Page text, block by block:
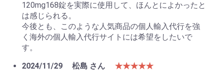
120mg168錠を実際に使用して、ほんとによかったと
は感じられる。
今後とも、このような人気商品の個人輸入代行を強
く海外の個人輸入代行サイトには希望をしたいで
す。
2024/11/29
松島 さん
★★★★★